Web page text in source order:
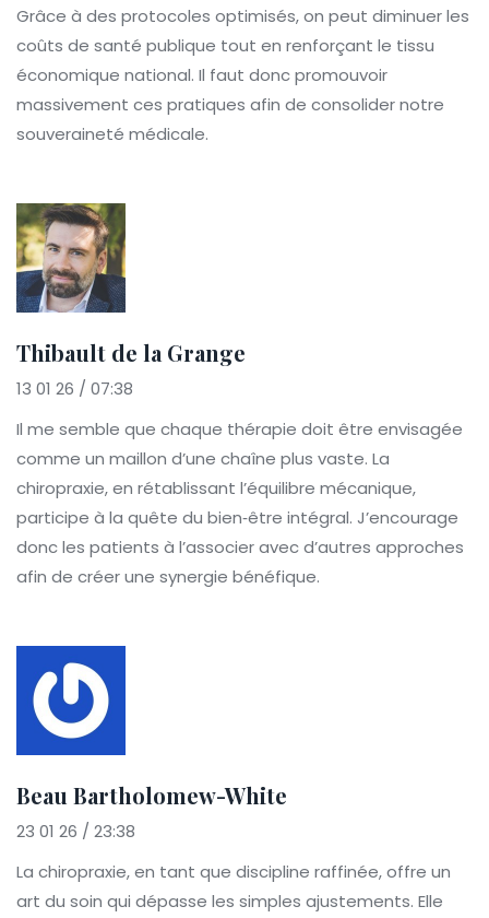
Grâce à des protocoles optimisés, on peut diminuer les
coûts de santé publique tout en renforçant le tissu
économique national. Il faut donc promouvoir
massivement ces pratiques afin de consolider notre
souveraineté médicale.
Thibault de la Grange
13 01 26 / 07:38
Il me semble que chaque thérapie doit être envisagée
comme un maillon d’une chaîne plus vaste. La
chiropraxie, en rétablissant l’équilibre mécanique,
participe à la quête du bien‑être intégral. J’encourage
donc les patients à l’associer avec d’autres approches
afin de créer une synergie bénéfique.
Beau Bartholomew-White
23 01 26 / 23:38
La chiropraxie, en tant que discipline raffinée, offre un
art du soin qui dépasse les simples ajustements. Elle